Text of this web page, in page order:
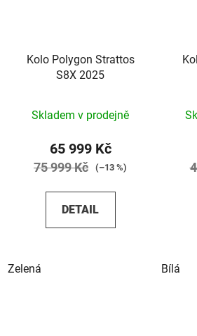
Kolo Polygon Strattos
S8X 2025
Skladem v prodejně
65 999 Kč
75 999 Kč (–13 %)
DETAIL
Zelená Bílá